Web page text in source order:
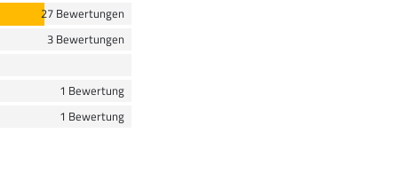
27 Bewertungen
3 Bewertungen
1 Bewertung
1 Bewertung